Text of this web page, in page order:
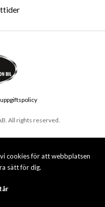
cookies för att webbplatsen
sätt för dig.
All rights reserved.